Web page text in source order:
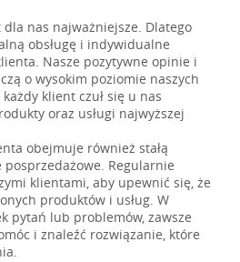
nas najważniejsze. Dlatego
obsługę i indywidualne
Nasze pozytywne opinie i
o wysokim poziomie naszych
klient czuł się u nas
oraz usługi najwyższej
obejmuje również stałą
Regularnie
klientami, aby upewnić się, że
produktów i usług. W
pytań lub problemów, zawsze
i znaleźć rozwiązanie, które